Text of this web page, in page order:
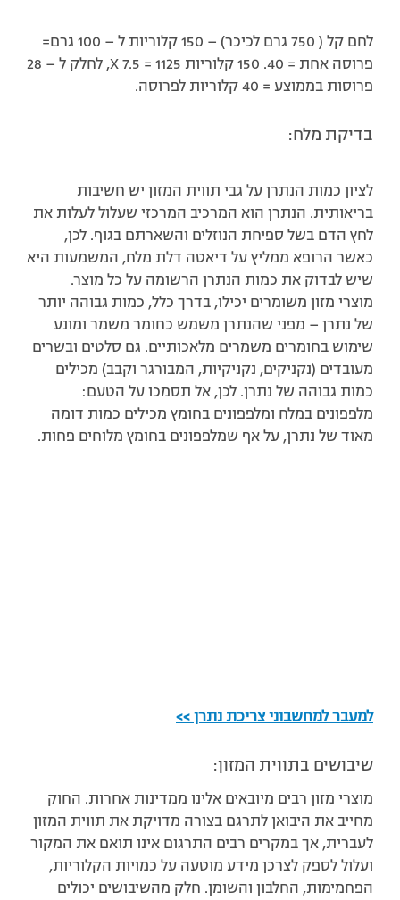
לחם קל ( 750 גרם לכיכר) – 150 קלוריות ל – 100 גרם=
פרוסה אחת = 40. 150 קלוריות X 7.5 = 1125, לחלק ל – 28
פרוסות בממוצע = 40 קלוריות לפרוסה.
בדיקת מלח:
לציון כמות הנתרן על גבי תווית המזון יש חשיבות
בריאותית. הנתרן הוא המרכיב המרכזי שעלול לעלות את
לחץ הדם בשל ספיחת הנוזלים והשארתם בגוף. לכן,
כאשר הרופא ממליץ על דיאטה דלת מלח, המשמעות היא
שיש לבדוק את כמות הנתרן הרשומה על כל מוצר.
מוצרי מזון משומרים יכילו, בדרך כלל, כמות גבוהה יותר
של נתרן – מפני שהנתרן משמש כחומר משמר ומונע
שימוש בחומרים משמרים מלאכותיים. גם סלטים ובשרים
מעובדים (נקניקים, נקניקיות, המבורגר וקבב) מכילים
כמות גבוהה של נתרן. לכן, אל תסמכו על הטעם:
מלפפונים במלח ומלפפונים בחומץ מכילים כמות דומה
מאוד של נתרן, על אף שמלפפונים בחומץ מלוחים פחות.
למעבר למחשבוני צריכת נתרן >>
שיבושים בתווית המזון:
מוצרי מזון רבים מיובאים אלינו ממדינות אחרות. החוק
מחייב את היבואן לתרגם בצורה מדויקת את תווית המזון
לעברית, אך במקרים רבים התרגום אינו תואם את המקור
ועלול לספק לצרכן מידע מוטעה על כמויות הקלוריות,
הפחמימות, החלבון והשומן. חלק מהשיבושים יכולים